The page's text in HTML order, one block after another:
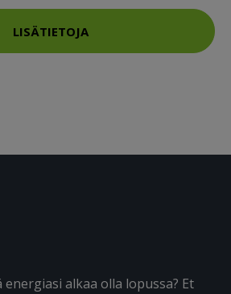
LISÄTIETOJA
alkaa olla lopussa? Et